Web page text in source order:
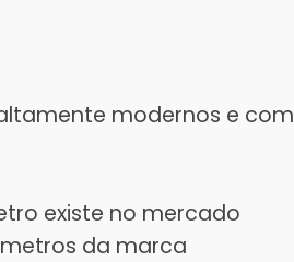
modernos e com
existe no mercado
da marca